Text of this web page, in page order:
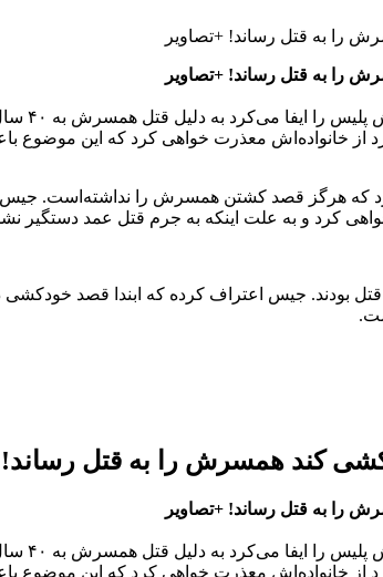
را به قتل رساند! +تصاویر
را به قتل رساند! +تصاویر
خانواده‌اش معذرت خواهی کرد که این موضوع
کرد که هرگز قصد کشتن همسرش را
کرد و به علت اینکه به جرم قتل عمد دستگیر
کند همسرش را به قتل رساند!
را به قتل رساند! +تصاویر
خانواده‌اش معذرت خواهی کرد که این موضوع